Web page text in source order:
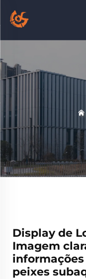
Display de
Imagem
peixes